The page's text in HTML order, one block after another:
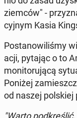
ziem­ców" -
cyj­nym Kasia
Po­sta­no­wi­li­śmy
acji, pytając o to
mo­ni­to­ru­ją­cą
Poniżej
od naszej
"Warto